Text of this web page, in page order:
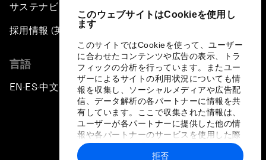
このウェブサイトはCookieを使用し
ます
このサイトではCookieを使って、ユーザー
に合わせたコンテンツや広告の表示、トラ
フィックの分析を行っています。またユー
ザーによるサイトの利用状況についても情
報を収集し、ソーシャルメディアや広告配
信、データ解析の各パートナーに情報を共
有しています。ここで収集された情報は、
ユーザーが各パートナーに提供した他の情
報や各パートナーのサービスを使用した際
に収集された情報と組み合わされ、各パー
トナーによって使用されることがありま
拒否
サステナビリティへの取り組み
採用情報 (英語のみ)
言語
EN ▪ES▪中文▪ 日本語